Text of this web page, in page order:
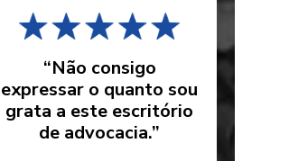
“Não consigo
expressar o quanto sou
grata a este escritório
de advocacia.”